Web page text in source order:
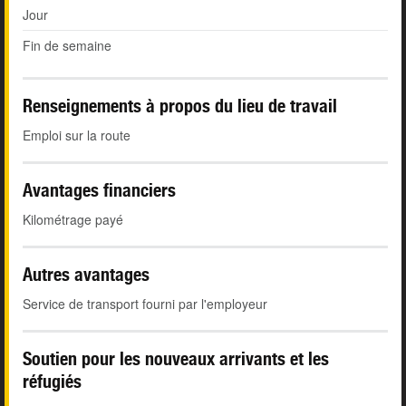
Jour
Fin de semaine
Renseignements à propos du lieu de travail
Emploi sur la route
Avantages financiers
Kilométrage payé
Autres avantages
Service de transport fourni par l'employeur
Soutien pour les nouveaux arrivants et les
réfugiés